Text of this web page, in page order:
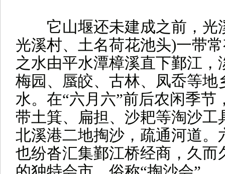
它山堰还未建成之前，光
光溪村、土名荷花池头)一带
之水由平水潭樟溪直下鄞江，
梅园、蜃皎、古林、凤岙等地
水。在“六月六”前后农闲季节
带土箕、扁担、沙耙等淘沙工
北溪港二地掏沙，疏通河道。
也纷沓汇集鄞江桥经商，久而